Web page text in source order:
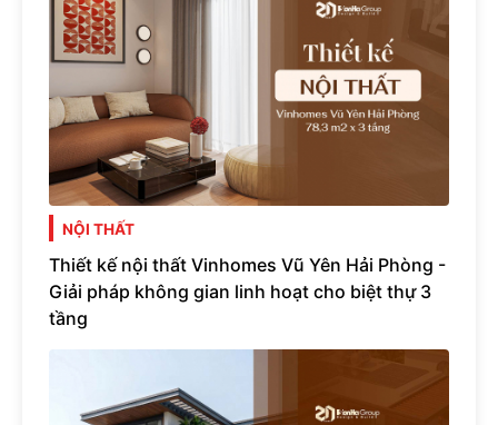
NỘI THẤT
Thiết kế nội thất Vinhomes Vũ Yên Hải Phòng -
Giải pháp không gian linh hoạt cho biệt thự 3
tầng